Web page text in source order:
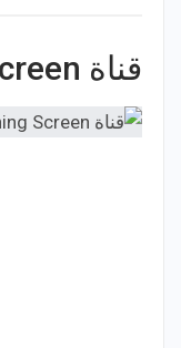
قناة Learning Screen